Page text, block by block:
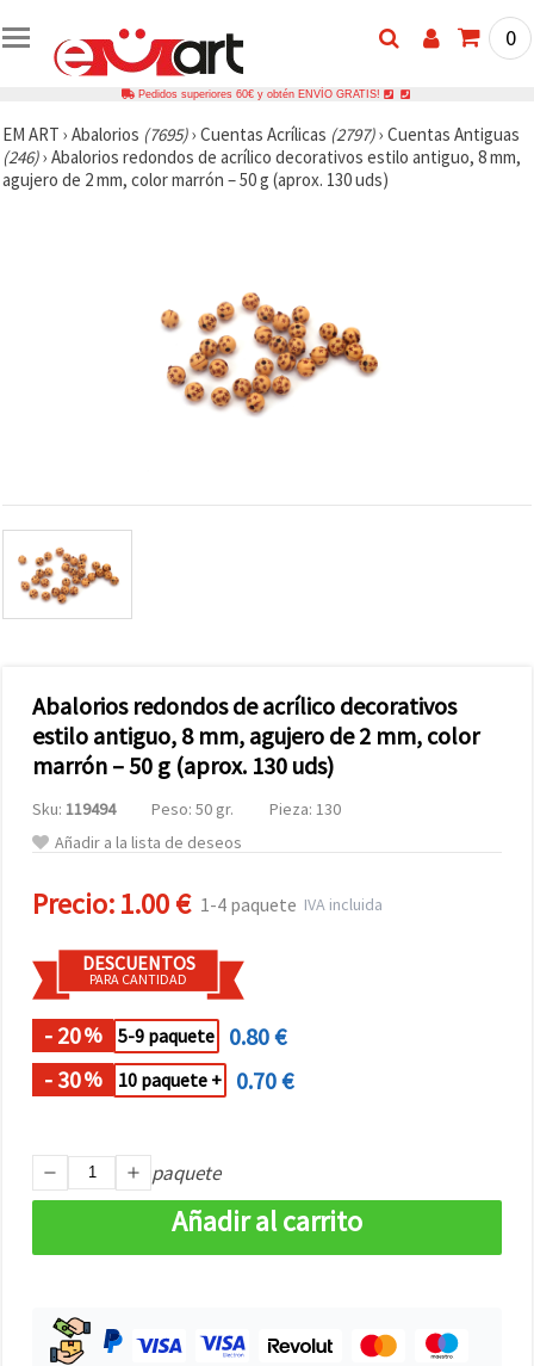
0
Pedidos superiores 60€ y obtén ENVÍO GRATIS!
EM ART › Abalorios (7695)› Cuentas Acrílicas (2797)› Cuentas Antiguas
(246)› Abalorios redondos de acrílico decorativos estilo antiguo, 8 mm,
agujero de 2 mm, color marrón – 50 g (aprox. 130 uds)
Abalorios redondos de acrílico decorativos
estilo antiguo, 8 mm, agujero de 2 mm, color
marrón – 50 g (aprox. 130 uds)
Sku: 119494 Peso: 50 gr.
Pieza: 130
Añadir a la lista de deseos
Precio:1.00 € 1-4 paquete IVA incluida
DESCUENTOS
PARA CANTIDAD
- 20% 5-9 paquete
0.80 €
- 30% 10 paquete + 0.70 €
paquete
Añadir al carrito